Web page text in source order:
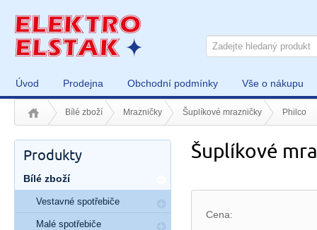
Úvod Prodejna Obchodní podmínky Vše o nákupu
Bílé zboží Mrazničky Šuplíkové mrazničky Philco
Šuplíkové
Cena:
Produkty
Bílé zboží
Vestavné spotřebiče
Malé spotřebiče